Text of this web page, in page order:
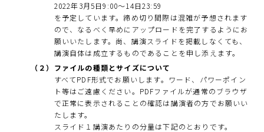
2022年3月5日9:00～14日23:59
を予定しています。締め切り間際は混雑が予想されます
ので、なるべく早めにアップロードを完了するようにお
願いいたします。尚、講演スライドを掲載しなくても、
講演自体は成立するものであることを申し添えます。
（２） ファイルの種類とサイズについて
すべてPDF形式でお願いします。ワード、パワーポイン
ト等はご遠慮ください。PDFファイルが通常のブラウザ
で正常に表示されることの確認は講演者の方でお願いい
たします。
スライド１講演あたりの分量は下記のとおりです。